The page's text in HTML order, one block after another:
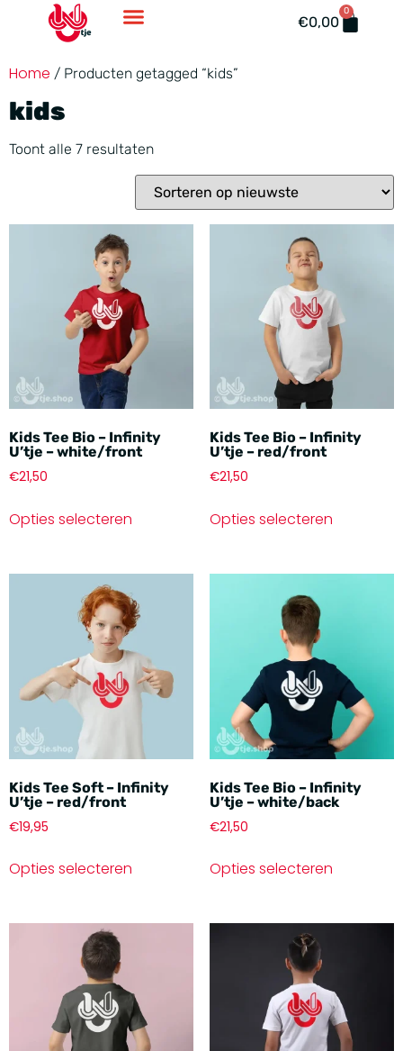
€0,00
0
Home / Producten getagged “kids”
kids
Toont alle 7 resultaten
Kids Tee Bio – Infinity
U’tje – white/front
€21,50
Opties selecteren
Kids Tee Bio – Infinity
U’tje – red/front
€21,50
Opties selecteren
Kids Tee Soft – Infinity
U’tje – red/front
€19,95
Opties selecteren
Kids Tee Bio – Infinity
U’tje – white/back
€21,50
Opties selecteren